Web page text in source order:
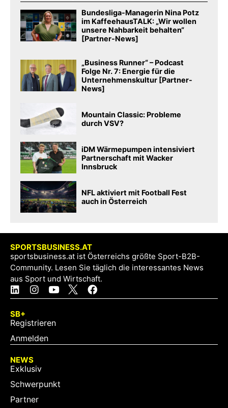
Bundesliga-Managerin Nina Potz
im KaffeehausTALK: „Wir wollen
unsere Nahbarkeit behalten“
[Partner-News]
„Business Runner“ – Podcast
Folge Nr. 7: Energie für die
Unternehmenskultur [Partner-
News]
Mountain Classic: Probleme
durch VSV?
iDM Wärmepumpen intensiviert
Partnerschaft mit Wacker
Innsbruck
NFL aktiviert mit Football Fest
auch in Österreich
SPORTSBUSINESS.AT
sportsbusiness.at ist Österreichs größte Sport-B2B-
Community. Lesen Sie täglich die interessantes News
aus Sport und Wirtschaft.
SB+
Registrieren
Anmelden
NEWS
Exklusiv
Schwerpunkt
Partner